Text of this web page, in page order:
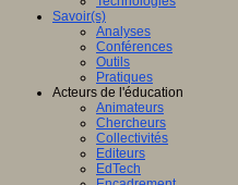
Savoir(s)
Analyses
Conférences
Outils
Pratiques
Acteurs de l'éducation
Animateurs
Chercheurs
Collectivités
Editeurs
EdTech